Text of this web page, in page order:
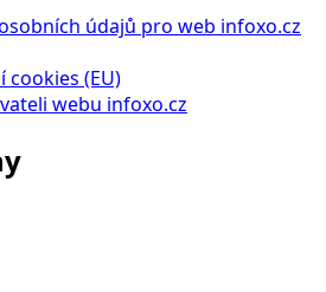
údajů pro web infoxo.cz
cookies (EU)
webu infoxo.cz